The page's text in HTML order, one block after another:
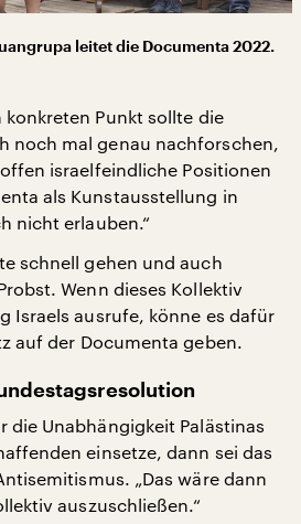
leitet die Documenta 2022.
konkreten Punkt sollte die
noch mal genau nachforschen,
israelfeindliche Positionen
als Kunstausstellung in
nicht erlauben.“
schnell gehen und auch
Wenn dieses Kollektiv
Israels ausrufe, könne es dafür
auf der Documenta geben.
die Unabhängigkeit Palästinas
einsetze, dann sei das
„Das wäre dann
auszuschließen.“